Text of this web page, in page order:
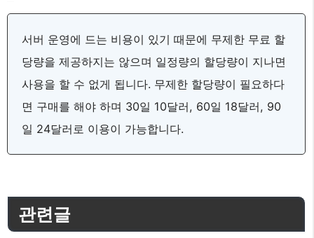
서버 운영에 드는 비용이 있기 때문에 무제한 무료 할
당량을 제공하지는 않으며 일정량의 할당량이 지나면
사용을 할 수 없게 됩니다. 무제한 할당량이 필요하다
면 구매를 해야 하며 30일 10달러, 60일 18달러, 90
일 24달러로 이용이 가능합니다.
관련글